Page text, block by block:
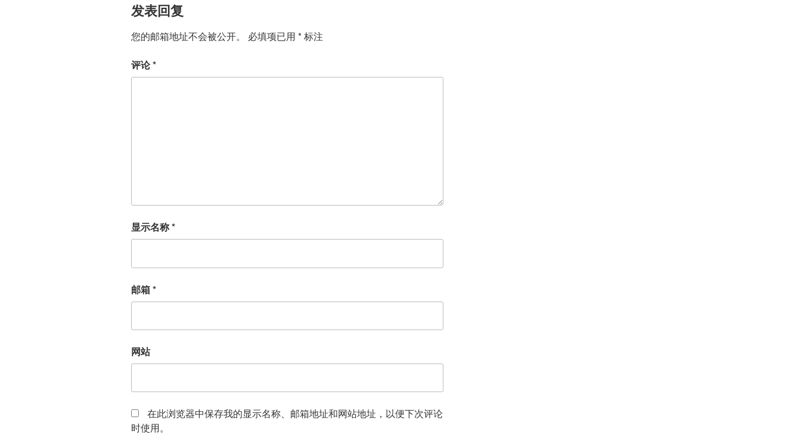
发表回复
您的邮箱地址不会被公开。 必填项已用 *标注
评论*
显示名称*
邮箱*
网站
在此浏览器中保存我的显示名称、邮箱地址和网站地址，以便下次评论
时使用。